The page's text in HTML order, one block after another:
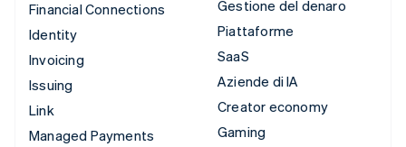
Financial Connections
Identity
Invoicing
Issuing
Link
Managed Payments
Gestione del denaro
Piattaforme
SaaS
Aziende di IA
Creator economy
Gaming